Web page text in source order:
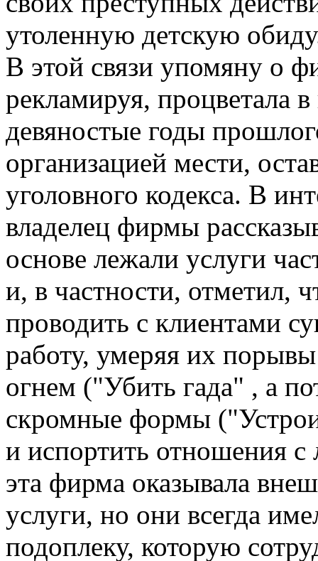
утоленную детскую
В этой связи упомяну о
рекламируя, процветала
девяностые годы
организацией мести,
уголовного кодекса. В
владелец фирмы
основе лежали услуги
и, в частности, отметил,
проводить с клиентами
работу, умеряя их
огнем ("Убить гада" , а
скромные формы
и испортить отношения
эта фирма оказывала
услуги, но они всегда
подоплеку, которую